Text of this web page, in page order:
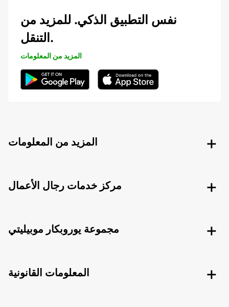
نفس التطبيق الذكي. للمزيد من
التنقل.
المزيد من المعلومات
المزيد من المعلومات
مركز خدمات رجال الأعمال
مجموعة يوروبكار موبيليتي
المعلومات القانونية